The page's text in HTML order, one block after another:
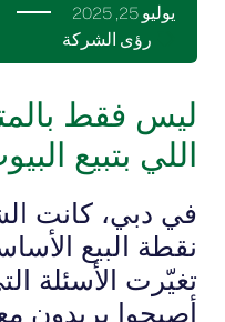
يوليو 25, 2025
رؤى الشركة
ليس فقط
اللي بتبيع
في دبي، كانت
نقطة البيع
تغيّرت الأسئلة
أصبحوا يريدون